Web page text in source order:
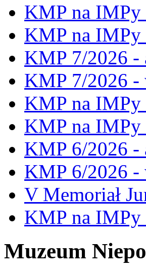
KMP na IMPy
KMP na
KMP 7/2026 -
KMP 7/2026
KMP na IMPy
KMP na
KMP 6/2026 -
KMP 6/2026
V Memoriał
KMP na IMPy
Muzeum